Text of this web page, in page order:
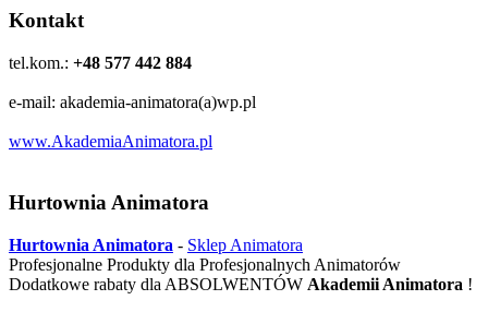
Kontakt
tel.kom.: +48 577 442 884
e-mail: akademia-animatora(a)wp.pl
www.AkademiaAnimatora.pl
Hurtownia Animatora
Hurtownia Animatora - Sklep Animatora
Profesjonalne Produkty dla Profesjonalnych Animatorów
Dodatkowe rabaty dla ABSOLWENTÓW Akademii Animatora !